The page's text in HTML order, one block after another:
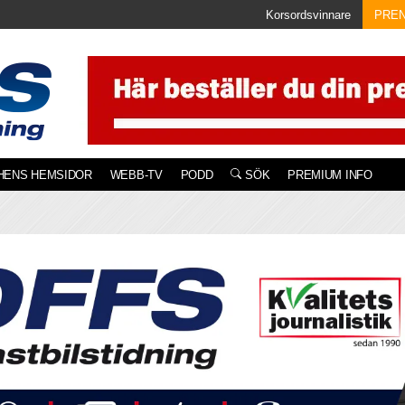
Korsordsvinnare
HEMSIDOR WEBB-TV PODD SÖK PREMIUM INFO